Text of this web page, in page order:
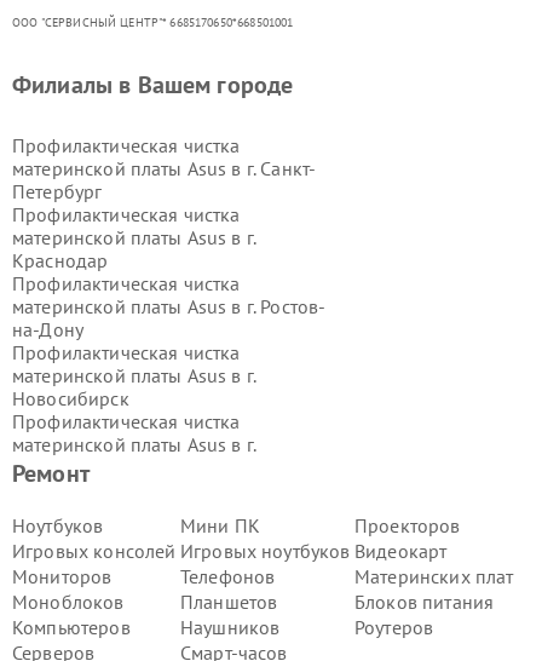
ООО "СЕРВИСНЫЙ ЦЕНТР"* 6685170650*668501001
Ремонт
Ноутбуков
Игровых консолей
Мониторов
Моноблоков
Компьютеров
Серверов
Мини ПК
Игровых ноутбуков
Телефонов
Планшетов
Наушников
Смарт-часов
Проекторов
Видеокарт
Материнских плат
Блоков питания
Роутеров
Филиалы в Вашем городе
Профилактическая чистка
материнской платы Asus в г. Санкт-
Петербург
Профилактическая чистка
материнской платы Asus в г.
Краснодар
Профилактическая чистка
материнской платы Asus в г. Ростов-
на-Дону
Профилактическая чистка
материнской платы Asus в г.
Новосибирск
Профилактическая чистка
материнской платы Asus в г.
Екатеринбург
материнской платы Asus в г.
Профилактическая чистка
материнской платы Asus в г.
Воронеж
Профилактическая чистка
материнской платы Asus в г.
Волгоград